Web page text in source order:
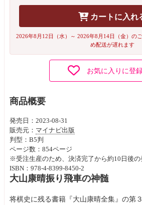
カートに入れ
2026年8月12日（水）～ 2026年8月14日（金）の
め配送が遅れます
お気に入りに登
商品概要
発売日：2023-08-31
販売元： マイナビ出版
判型：B5判
ページ数：854ページ
※受注生産のため、決済完了から約10日後の
ISBN：978-4-8399-8450-2
大山康晴振り飛車の神髄
将棋史に残る書籍『大山康晴全集』の第